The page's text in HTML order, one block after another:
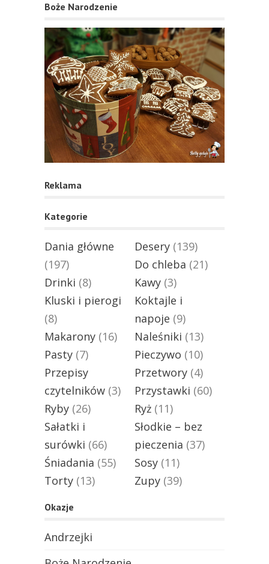
Boże Narodzenie
Reklama
Kategorie
Dania główne
(197)
Desery (139)
Do chleba (21)
Drinki (8) Kawy (3)
Kluski i pierogi
(8)
Koktajle i
napoje (9)
Makarony (16) Naleśniki (13)
Pasty (7) Pieczywo (10)
Przepisy
czytelników (3)
Przetwory (4)
Przystawki (60)
Ryby (26) Ryż (11)
Sałatki i
surówki (66)
Słodkie – bez
pieczenia (37)
Śniadania (55) Sosy (11)
Torty (13) Zupy (39)
Okazje
Andrzejki